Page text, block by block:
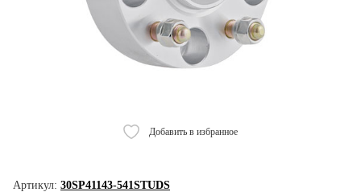
Добавить в избранное
Артикул: 30SP41143-541STUDS